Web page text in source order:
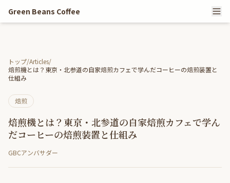
Green Beans Coffee
トップ/Articles/
焙煎機とは？東京・北参道の自家焙煎カフェで学んだコーヒーの焙煎装置と
仕組み
焙煎
焙煎機とは？東京・北参道の自家焙煎カフェで学ん
だコーヒーの焙煎装置と仕組み
GBCアンバサダー